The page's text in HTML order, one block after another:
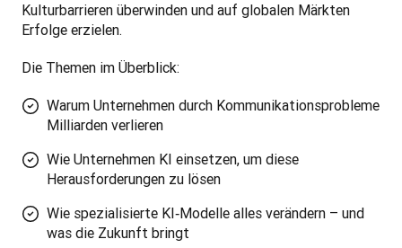
Kulturbarrieren überwinden und auf globalen Märkten
Erfolge erzielen.
Die Themen im Überblick:
Warum Unternehmen durch Kommunikationsprobleme
Milliarden verlieren
Wie Unternehmen KI einsetzen, um diese
Herausforderungen zu lösen
Wie spezialisierte KI‑Modelle alles verändern – und
was die Zukunft bringt